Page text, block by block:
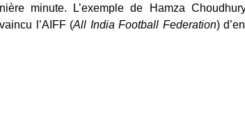
minute. L’exemple de Hamza
l’AIFF (All India Football Federation)